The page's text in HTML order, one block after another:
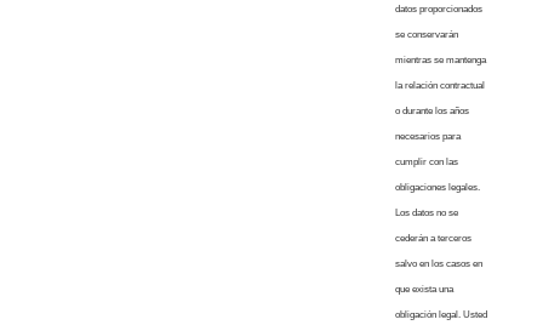
datos proporcionados
se conservarán
mientras se mantenga
la relación contractual
o durante los años
necesarios para
cumplir con las
obligaciones legales.
Los datos no se
cederán a terceros
salvo en los casos en
que exista una
obligación legal. Usted